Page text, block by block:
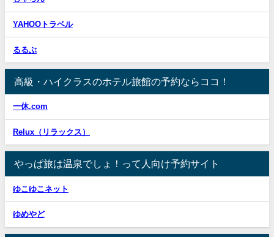
YAHOOトラベル
るるぶ
高級・ハイクラスのホテル旅館の予約ならココ！
一休.com
Relux（リラックス）
やっぱ旅は温泉でしょ！って人向け予約サイト
ゆこゆこネット
ゆめやど